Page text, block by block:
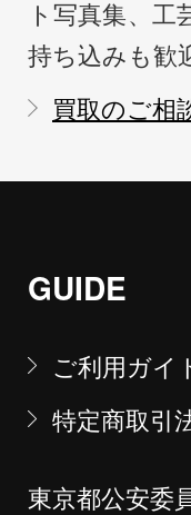
ト写真集、
持ち込みも歓
買取のご相
GUIDE
ご利用ガイ
特定商取引
東京都公安委